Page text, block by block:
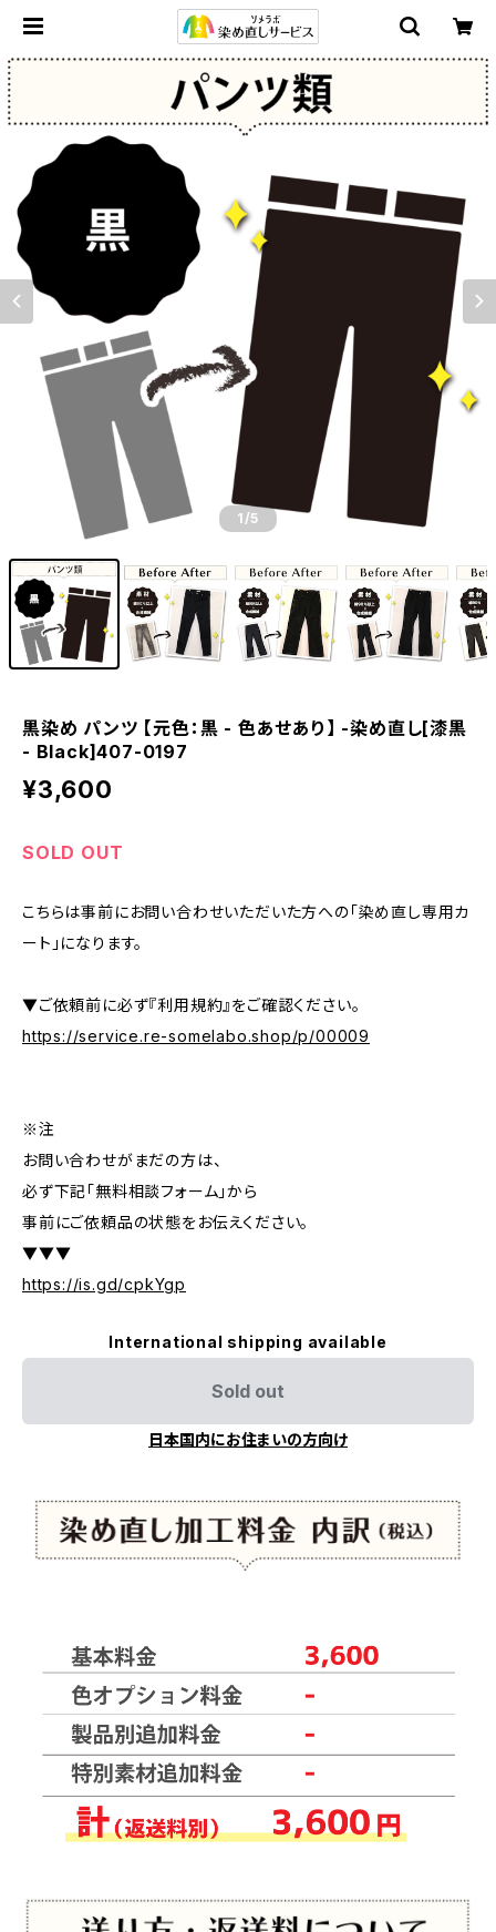
1 /5
黒染め パンツ 【元色：黒 - 色あせあり】 -染め直し[漆黒
- Black]407-0197
¥3,600
SOLD OUT
こちらは事前にお問い合わせいただいた方への「染め直し専用カ
ート」になります。
▼ご依頼前に必ず『利用規約』をご確認ください。
https://service.re-somelabo.shop/p/00009
※注
お問い合わせがまだの方は、
必ず下記「無料相談フォーム」から
事前にご依頼品の状態をお伝えください。
▼▼▼
https://is.gd/cpkYgp
International shipping available
Sold out
日本国内にお住まいの方向け